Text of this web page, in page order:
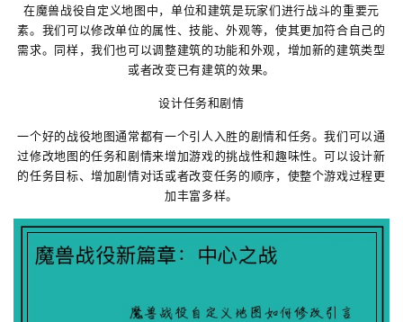
在魔兽战役自定义地图中，单位和建筑是玩家们进行战斗的重要元
素。我们可以修改单位的属性、技能、外观等，使其更加符合自己的
需求。同样，我们也可以调整建筑的功能和外观，增加新的建筑类型
或者改变已有建筑的效果。
设计任务和剧情
一个好的战役地图通常都有一个引人入胜的剧情和任务。我们可以通
过修改地图的任务和剧情来增加游戏的挑战性和趣味性。可以设计新
的任务目标、增加剧情对话或者改变任务的顺序，使整个游戏过程更
加丰富多样。